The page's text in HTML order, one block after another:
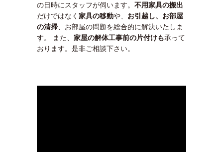
の日時にスタッフが伺います。 不用家具の搬出
だけではなく 家具の移動や、 お引越し、お部屋
の清掃 、お部屋の問題を総合的に解決いたしま
す。 また、 家屋の解体工事前の片付けも承って
おります。是非ご相談下さい。